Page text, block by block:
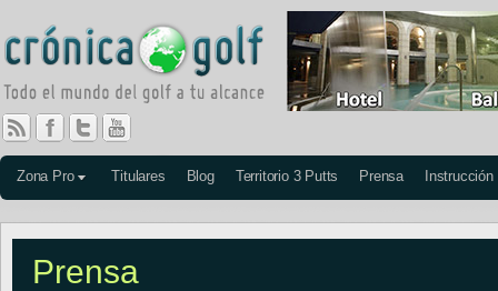
Zona Pro Titulares Blog Territorio 3 Putts Prensa Instrucción
Prensa